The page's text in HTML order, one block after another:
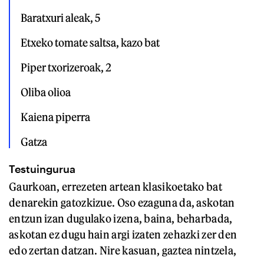
Baratxuri aleak, 5
Etxeko tomate saltsa, kazo bat
Piper txorizeroak, 2
Oliba olioa
Kaiena piperra
Gatza
Testuingurua
Gaurkoan, errezeten artean klasikoetako bat
denarekin gatozkizue. Oso ezaguna da, askotan
entzun izan dugulako izena, baina, beharbada,
askotan ez dugu hain argi izaten zehazki zer den
edo zertan datzan. Nire kasuan, gaztea nintzela,